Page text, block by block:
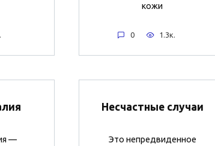
кожи
0 1.3к.
—
Несчастные случаи
Это непредвиденное